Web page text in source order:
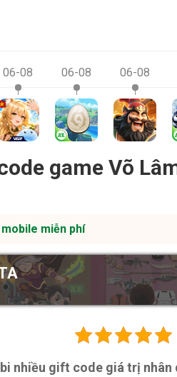
06-08 06-08 06-08
game Võ
miễn phí
nhiều gift code giá trị nhân